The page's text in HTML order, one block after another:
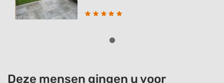
Deze mensen gingen u voor